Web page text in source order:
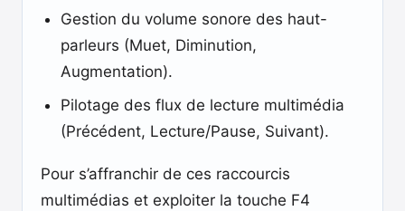
Gestion du volume sonore des haut-
parleurs (Muet, Diminution,
Augmentation).
Pilotage des flux de lecture multimédia
(Précédent, Lecture/Pause, Suivant).
Pour s’affranchir de ces raccourcis
multimédias et exploiter la touche F4